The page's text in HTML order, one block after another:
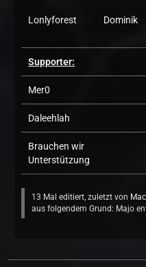
Lonlyforest Dominik
Supporter:
Mer0
Daleehlah
Brauchen wir
Unterstützung
13 Mal editiert, zuletzt von
aus folgendem Grund: Majo